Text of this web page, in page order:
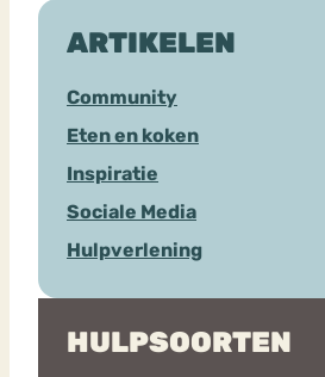
ARTIKELEN
Community
Eten en koken
Inspiratie
Sociale Media
Hulpverlening
HULPSOORTEN